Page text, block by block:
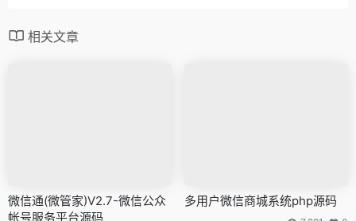
相关文章
微信通(微管家)V2.7-微信公众
帐号服务平台源码
多用户微信商城系统php源码